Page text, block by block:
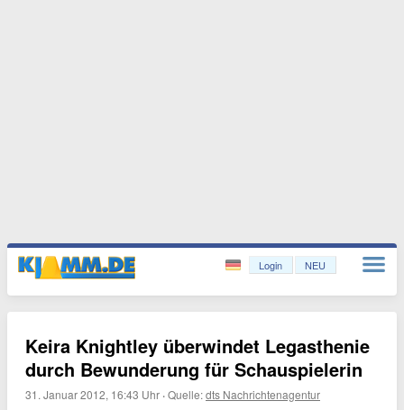
Login NEU
Keira Knightley überwindet Legasthenie
durch Bewunderung für Schauspielerin
31. Januar 2012, 16:43 Uhr ·Quelle:dts Nachrichtenagentur